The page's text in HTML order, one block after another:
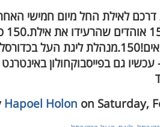
Hapoel Holon on Saturday,